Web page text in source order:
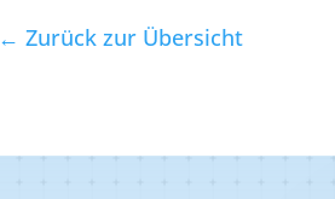
← Zurück zur Übersicht